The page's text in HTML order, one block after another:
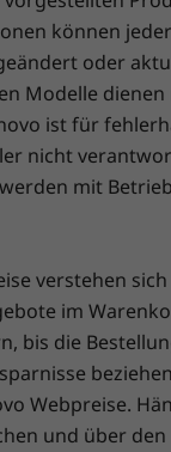
Bis zu 128
DDR5,
r
Jetzt
können
oder
Modelle
ist für
nicht
mit
verstehen
im
bis die
Webpreise.
und über